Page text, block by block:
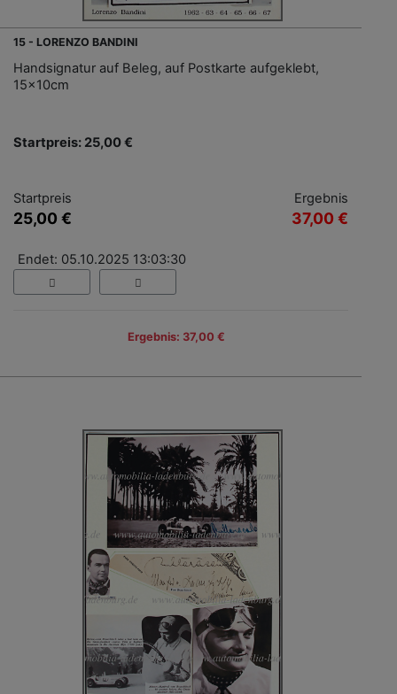
15 - LORENZO BANDINI
Handsignatur auf Beleg, auf Postkarte aufgeklebt,
15x10cm
Startpreis: 25,00 €
Startpreis
25,00 €
Ergebnis
37,00 €
Endet: 05.10.2025 13:03:30
Ergebnis: 37,00 €